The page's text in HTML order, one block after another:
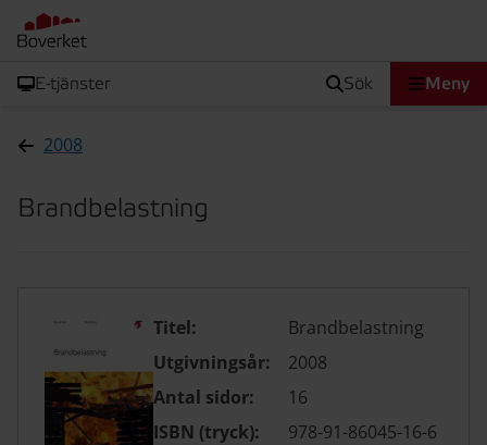
E-tjänster sök Meny
2008
Brandbelastning
Titel:
Brandbelastning
Utgivningsår:
2008
Antal sidor:
16
ISBN (tryck):
978-91-86045-16-6